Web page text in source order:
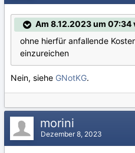
Am 8.12.2023 um 07:34
ohne hierfür anfallende
einzureichen
Nein, siehe GNotKG.
morini
Dezember 8, 2023